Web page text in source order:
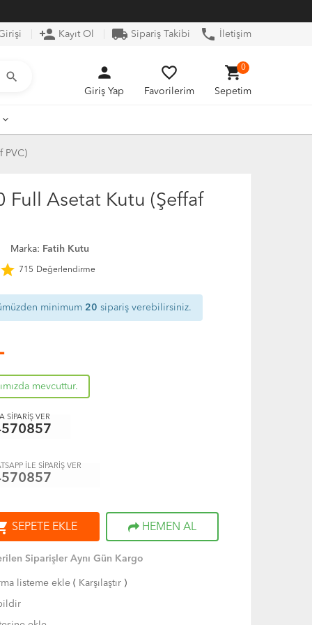
person_add Kayıt Ol local_shipping Sipariş Takibi phone İletişim
search person
Giriş Yap
favorite_border
Favorilerim
shopping_cart
Sepetim
0
PVC)
Full Asetat Kutu (Şeffaf
Marka: Fatih Kutu
star 715 Değerlendirme
minimum 20 sipariş verebilirsiniz.
mevcuttur.
SİPARİŞ VER
İLE SİPARİŞ VER
SEPETE EKLE HEMEN AL
Siparişler Aynı Gün Kargo
listeme ekle( Karşılaştır)